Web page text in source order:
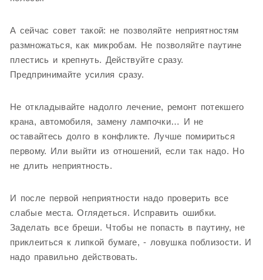
А сейчас совет такой: не позволяйте неприятностям
размножаться, как микробам. Не позволяйте паутине
плестись и крепнуть. Действуйте сразу.
Предпринимайте усилия сразу.
Не откладывайте надолго лечение, ремонт потекшего
крана, автомобиля, замену лампочки… И не
оставайтесь долго в конфликте. Лучше помириться
первому. Или выйти из отношений, если так надо. Но
не длить неприятность.
И после первой неприятности надо проверить все
слабые места. Оглядеться. Исправить ошибки.
Заделать все бреши. Чтобы не попасть в паутину, не
приклеиться к липкой бумаге, - ловушка поблизости. И
надо правильно действовать.